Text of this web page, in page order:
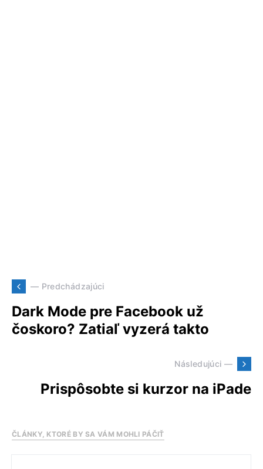
— Predchádzajúci
Dark Mode pre Facebook už
čoskoro? Zatiaľ vyzerá takto
Následujúci —
Prispôsobte si kurzor na iPade
ČLÁNKY, KTORÉ BY SA VÁM MOHLI PÁČIŤ